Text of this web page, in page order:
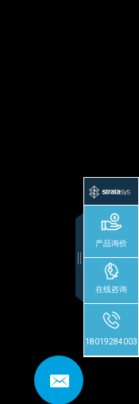
产品询价
在线咨询
18019284003